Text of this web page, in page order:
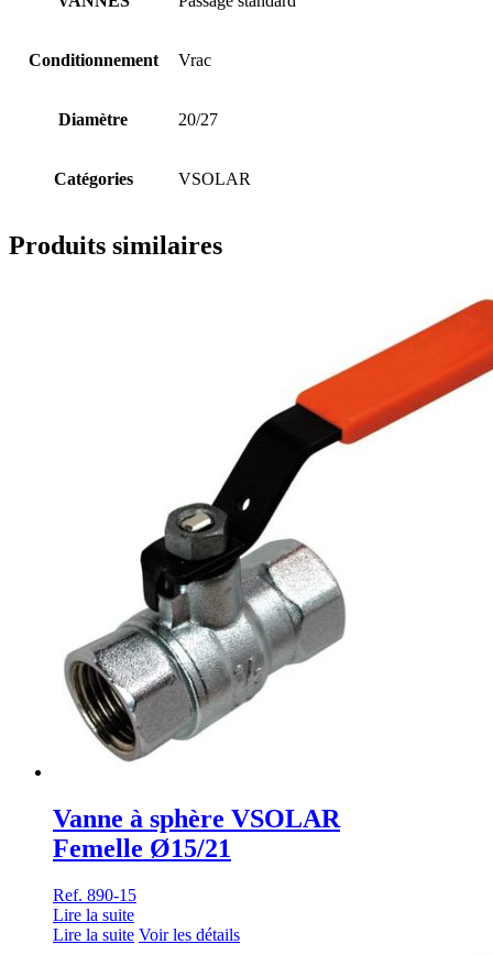
Conditionnement Vrac
Diamètre 20/27
Catégories VSOLAR
Produits similaires
Vanne à sphère VSOLAR
Femelle Ø15/21
Ref. 890-15
Lire la suite
Lire la suite Voir les détails